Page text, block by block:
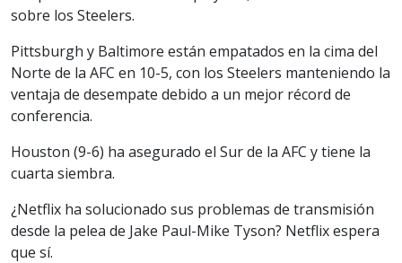
sobre los Steelers.
Pittsburgh y Baltimore están empatados en la cima del
Norte de la AFC en 10-5, con los Steelers manteniendo la
ventaja de desempate debido a un mejor récord de
conferencia.
Houston (9-6) ha asegurado el Sur de la AFC y tiene la
cuarta siembra.
¿Netflix ha solucionado sus problemas de transmisión
desde la pelea de Jake Paul-Mike Tyson? Netflix espera
que sí.